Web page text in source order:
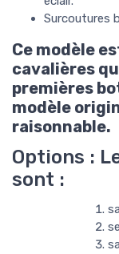
Surcoutures
Ce modèle
cavalières
premières
modèle
raisonnable.
Options :
sont :